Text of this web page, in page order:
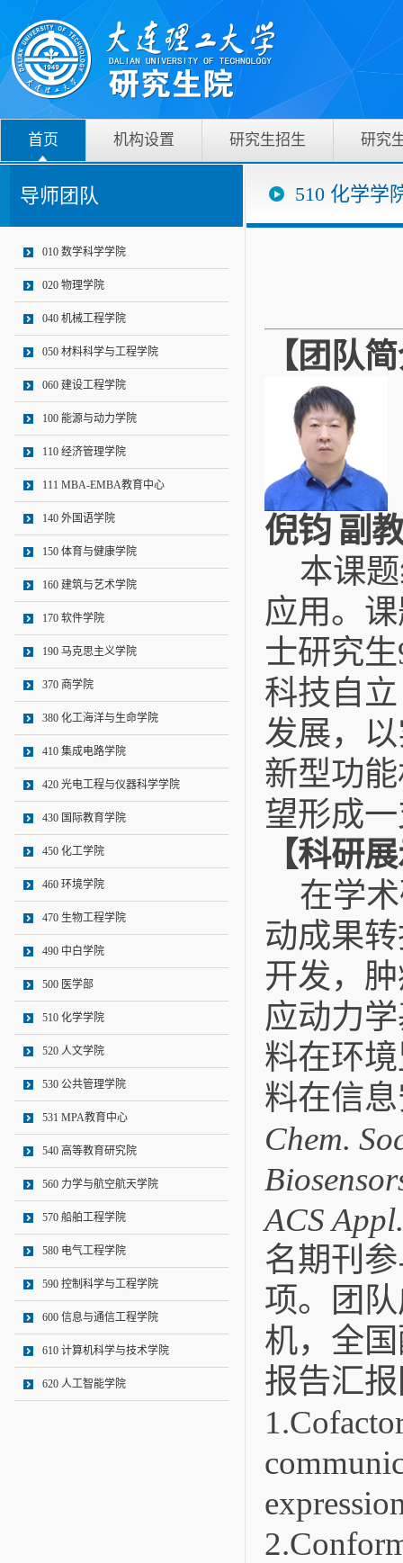
首页 机构设置 研究生招生 研究
导师团队
010 数学科学学院
020 物理学院
040 机械工程学院
050 材料科学与工程学院
060 建设工程学院
100 能源与动力学院
110 经济管理学院
111 MBA-EMBA教育中心
140 外国语学院
150 体育与健康学院
160 建筑与艺术学院
170 软件学院
190 马克思主义学院
370 商学院
380 化工海洋与生命学院
410 集成电路学院
420 光电工程与仪器科学学院
430 国际教育学院
450 化工学院
460 环境学院
470 生物工程学院
490 中白学院
500 医学部
510 化学学院
520 人文学院
530 公共管理学院
531 MPA教育中心
540 高等教育研究院
560 力学与航空航天学院
570 船舶工程学院
580 电气工程学院
590 控制科学与工程学院
600 信息与通信工程学院
610 计算机科学与技术学院
620 人工智能学院
510 化学学
【团队
倪钧 副
本课
应用。
士研究生
科技自
发展，
新型功
望形成
【科研
在学
动成果
开发，
应动力
料在环
料在信
Chem.
ACS
名期刊
项。团
机，全
报告汇